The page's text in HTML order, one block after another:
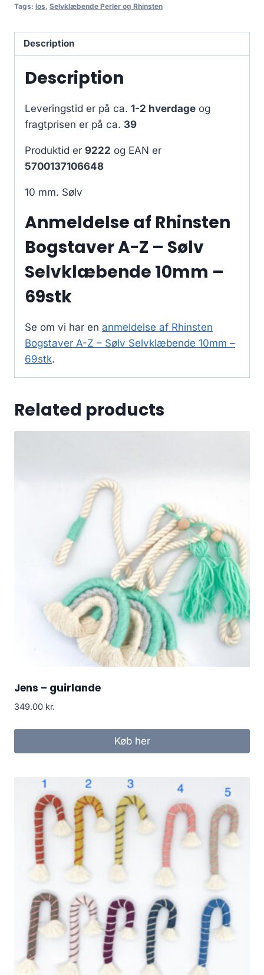
Tags: los, Selvklæbende Perler og Rhinsten
Description
Description
Leveringstid er på ca. 1-2 hverdage og
fragtprisen er på ca. 39
Produktid er 9222 og EAN er
5700137106648
10 mm. Sølv
Anmeldelse af Rhinsten
Bogstaver A-Z – Sølv
Selvklæbende 10mm –
69stk
Se om vi har en anmeldelse af Rhinsten
Bogstaver A-Z – Sølv Selvklæbende 10mm –
69stk.
Related products
Jens – guirlande
349.00 kr.
Køb her